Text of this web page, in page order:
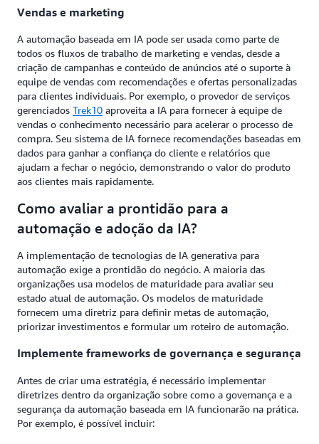
Vendas e marketing
A automação baseada em IA pode ser usada como parte de
todos os fluxos de trabalho de marketing e vendas, desde a
criação de campanhas e conteúdo de anúncios até o suporte à
equipe de vendas com recomendações e ofertas personalizadas
para clientes individuais. Por exemplo, o provedor de serviços
gerenciados Trek10 aproveita a IA para fornecer à equipe de
vendas o conhecimento necessário para acelerar o processo de
compra. Seu sistema de IA fornece recomendações baseadas em
dados para ganhar a confiança do cliente e relatórios que
ajudam a fechar o negócio, demonstrando o valor do produto
aos clientes mais rapidamente.
Como avaliar a prontidão para a
automação e adoção da IA?
A implementação de tecnologias de IA generativa para
automação exige a prontidão do negócio. A maioria das
organizações usa modelos de maturidade para avaliar seu
estado atual de automação. Os modelos de maturidade
fornecem uma diretriz para definir metas de automação,
priorizar investimentos e formular um roteiro de automação.
Implemente frameworks de governança e segurança
Antes de criar uma estratégia, é necessário implementar
diretrizes dentro da organização sobre como a governança e a
segurança da automação baseada em IA funcionarão na prática.
Por exemplo, é possível incluir: